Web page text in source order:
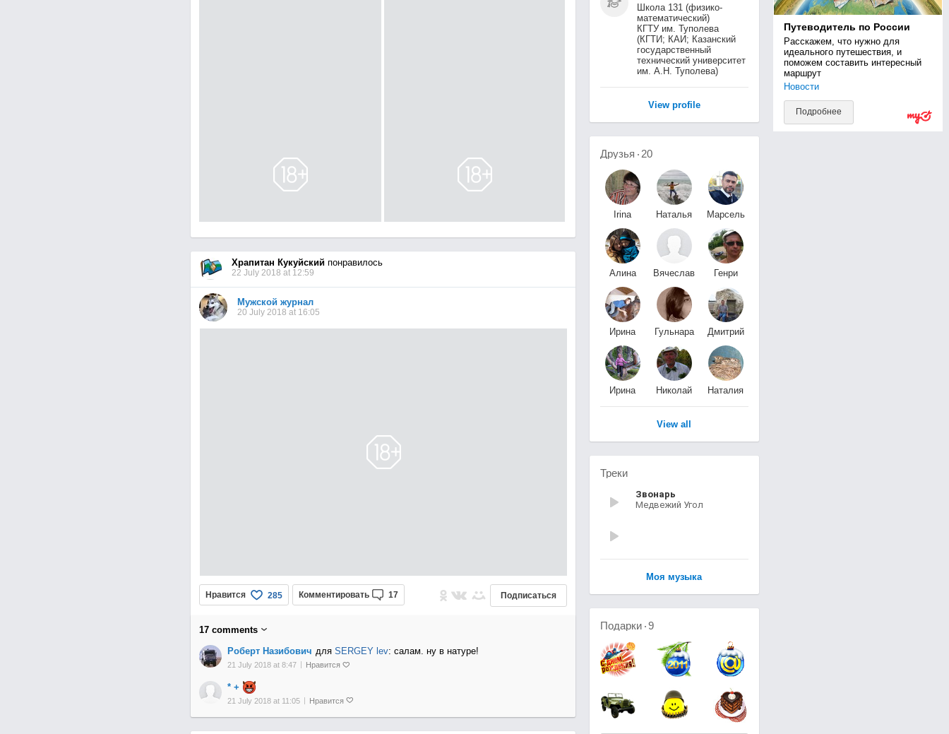
Храпитан Кукуйскийпонравилось
22 July 2018 at 12:59
Мужской журнал
20 July 2018 at 16:05
Подписаться
Нравится 285 Комментировать 17
17comments
Роберт Назибович для SERGEY lev: салам. ну в натуре!
21 July 2018 at 8:47 Нравится
* +
21 July 2018 at 11:05 Нравится
Школа 131 (физико-
математический)
КГТУ им. Туполева
(КГТИ; КАИ; Казанский
государственный
технический университет
им. А.Н. Туполева)
View profile
Путеводитель по России
Расскажем, что нужно для
идеального путешествия, и
поможем составить интересный
маршрут
Новости
Подробнее
Друзья 20
Irina
Наталья
Марсель
Алина
Вячеслав
Генри
Ирина
Гульнара
Дмитрий
Ирина
Николай
Наталия
View all
Треки
Звонарь
Медвежий Угол
Моя музыка
Подарки 9